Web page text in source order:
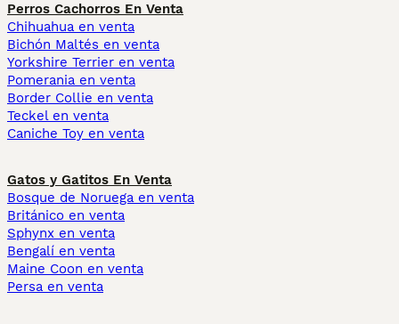
Perros Cachorros En Venta
Chihuahua en venta
Bichón Maltés en venta
Yorkshire Terrier en venta
Pomerania en venta
Border Collie en venta
Teckel en venta
Caniche Toy en venta
Gatos y Gatitos En Venta
Bosque de Noruega en venta
Británico en venta
Sphynx en venta
Bengalí en venta
Maine Coon en venta
Persa en venta